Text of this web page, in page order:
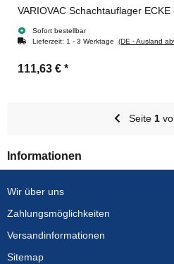
VARIOVAC Schachtauflager
Sofort bestellbar
Lieferzeit: 1 - 3 Werktage (DE - Ausland
111,63 € *
Seite 1
Informationen
Wir über uns
Zahlungsmöglichkeiten
Versandinformationen
Sitemap